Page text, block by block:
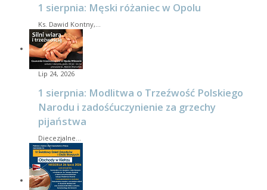
1 sierpnia: Męski różaniec w Opolu
Ks. Dawid Kontny,…
Lip 24, 2026
1 sierpnia: Modlitwa o Trzeźwość Polskiego
Narodu i zadośćuczynienie za grzechy
pijaństwa
Diecezjalne…